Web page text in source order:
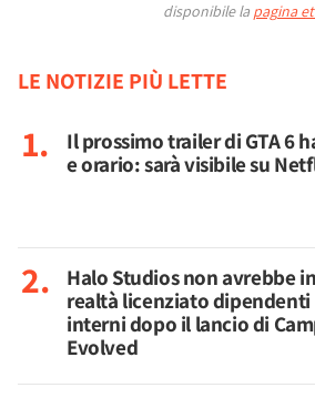
disponibile la pagina
LE NOTIZIE PIÙ LETTE
Il prossimo trailer di GTA 6
e orario: sarà visibile su
Halo Studios non avrebbe in
realtà licenziato dipendenti
interni dopo il lancio di
Evolved